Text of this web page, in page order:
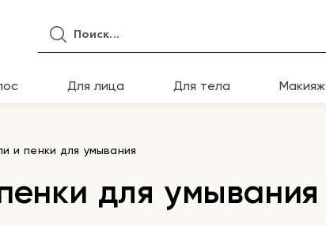
Для лица Для тела Макияж
и пенки для умывания
для умывания